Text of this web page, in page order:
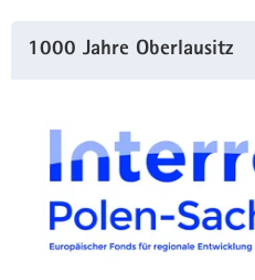
1000 Jahre Oberlausitz